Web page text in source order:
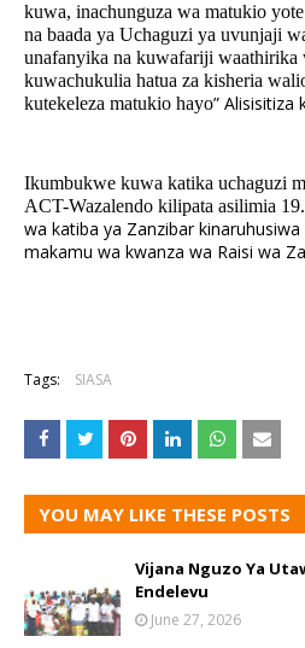
kuwa, inachunguza wa matukio
na baada ya Uchaguzi ya uvunjaji
unafanyika na kuwafariji waathirika
kuwachukulia hatua za kisheria
kutekeleza matukio hayo” Alisisitiza
Ikumbukwe kuwa katika uchaguzi
ACT-Wazalendo kilipata asilimia
wa katiba ya Zanzibar
makamu wa kwanza wa Raisi wa
Tags: SIASA
YOU MAY LIKE THESE POSTS
Vijana Nguzo Ya
Endelevu
June 27, 2026